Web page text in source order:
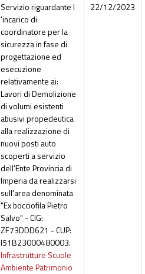
Servizio riguardante l
'incarico di
coordinatore per la
sicurezza in fase di
progettazione ed
esecuzione
relativamente ai:
Lavori di Demolizione
di volumi esistenti
abusivi propedeutica
alla realizzazione di
nuovi posti auto
scoperti a servizio
dell'Ente Provincia di
Imperia da realizzarsi
sull'area denominata
"Ex bocciofila Pietro
Salvo" - CIG:
ZF73DDD621 - CUP:
I51B23000480003.
Infrastrutture Scuole
Ambiente Patrimonio
22/12/2023